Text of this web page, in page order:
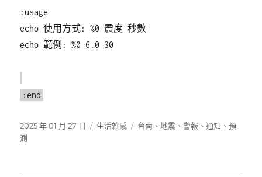
:usage
echo 使用方式: %0 震度 秒數
echo 範例: %0 6.0 30
:end
發
佈
2025 年 01 月 27 日
分
生活雜感
標
台南 、地震 、警報 、通知 、預
測